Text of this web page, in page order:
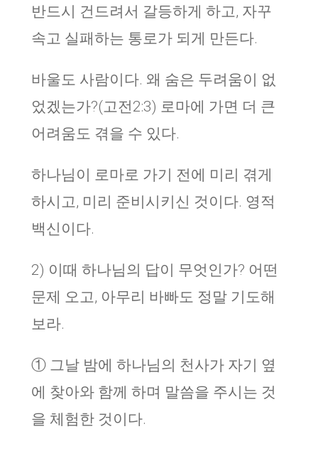
반드시 건드려서 갈등하게 하고, 자꾸
속고 실패하는 통로가 되게 만든다.
바울도 사람이다. 왜 숨은 두려움이 없
었겠는가?(고전2:3) 로마에 가면 더 큰
어려움도 겪을 수 있다.
하나님이 로마로 가기 전에 미리 겪게
하시고, 미리 준비시키신 것이다. 영적
백신이다.
2) 이때 하나님의 답이 무엇인가? 어떤
문제 오고, 아무리 바빠도 정말 기도해
보라.
① 그날 밤에 하나님의 천사가 자기 옆
에 찾아와 함께 하며 말씀을 주시는 것
을 체험한 것이다.